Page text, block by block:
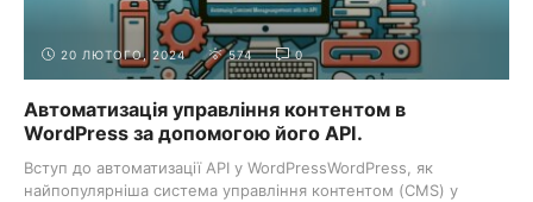
20 ЛЮТОГО, 2024 574 0
Автоматизація управління контентом в
WordPress за допомогою його API.
Вступ до автоматизації API у WordPressWordPress, як
найпопулярніша система управління контентом (CMS) у